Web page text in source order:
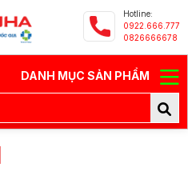
Hotline:
0922.666.777
0826666678
DANH MỤC SẢN PHẨM